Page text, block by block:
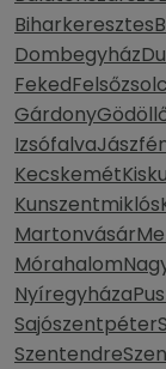
Biharkeresztes
Dombegyház
Feked
Gárdony
Izsófalva
Kecskemét
Kunszentmiklós
Martonvásár
Mórahalom
Nyíregyháza
Sajószentpéter
Szentendre